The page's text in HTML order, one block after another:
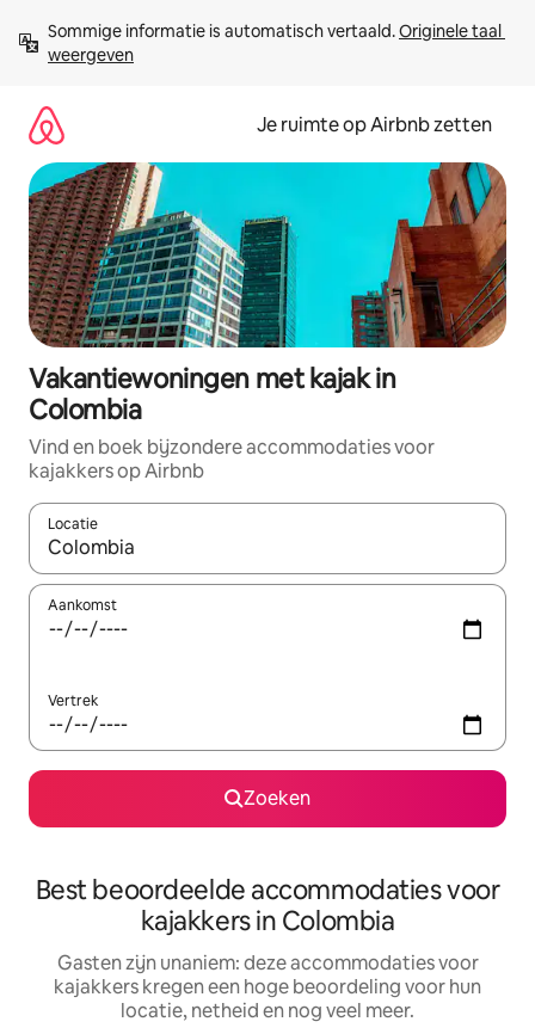
direct
naar
Sommige informatie is automatisch vertaald. Originele taal
weergeven
Je ruimte op Airbnb zetten
Vakantiewoningen met kajak in
Colombia
Vind en boek bijzondere accommodaties voor
kajakkers op Airbnb
Locatie
Wanneer er suggesties beschikbaar zijn, maak je een keuze
Aankomst
Vertrek
Zoeken
Best beoordeelde accommodaties voor
kajakkers in Colombia
Gasten zijn unaniem: deze accommodaties voor
kajakkers kregen een hoge beoordeling voor hun
locatie, netheid en nog veel meer.